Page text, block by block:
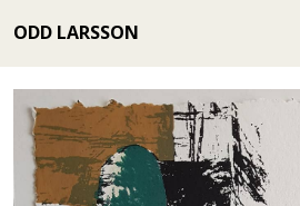
ODD LARSSON